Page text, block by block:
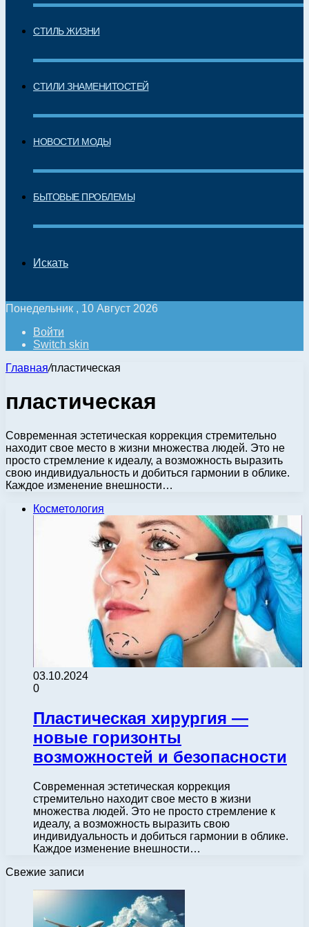
СТИЛЬ ЖИЗНИ
СТИЛИ ЗНАМЕНИТОСТЕЙ
НОВОСТИ МОДЫ
БЫТОВЫЕ ПРОБЛЕМЫ
Искать
Понедельник , 10 Август 2026
Войти
Switch skin
Главная/пластическая
пластическая
Современная эстетическая коррекция стремительно
находит свое место в жизни множества людей. Это не
просто стремление к идеалу, а возможность выразить
свою индивидуальность и добиться гармонии в облике.
Каждое изменение внешности…
Косметология
03.10.2024
0
Пластическая хирургия —
новые горизонты
возможностей и безопасности
Современная эстетическая коррекция
стремительно находит свое место в жизни
множества людей. Это не просто стремление к
идеалу, а возможность выразить свою
индивидуальность и добиться гармонии в облике.
Каждое изменение внешности…
Свежие записи